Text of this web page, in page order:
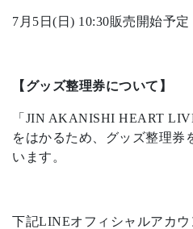
7月5日(日) 10:30販売開始予定
【グッズ整理券について】
「JIN AKANISHI HEART
をはかるため、グッズ整理券
います。
下記LINEオフィシャルアカ